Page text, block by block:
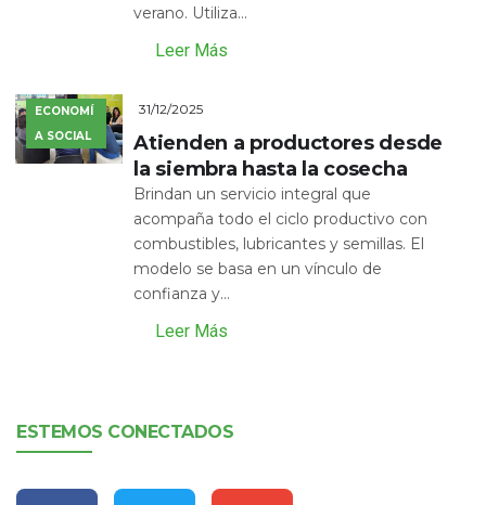
verano. Utiliza...
Leer Más
ECONOMÍ
A SOCIAL
31/12/2025
Atienden a productores desde
la siembra hasta la cosecha
Brindan un servicio integral que
acompaña todo el ciclo productivo con
combustibles, lubricantes y semillas. El
modelo se basa en un vínculo de
confianza y...
Leer Más
ESTEMOS CONECTADOS